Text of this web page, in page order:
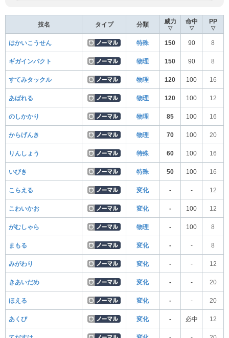
技名 タイプ 分類 威力
▽
命中
▽
PP
▽
はかいこうせん 特殊 150 90 8
ギガインパクト 物理 150 90 8
すてみタックル 物理 120 100 16
あばれる 物理 120 100 12
のしかかり 物理 85 100 16
からげんき 物理 70 100 20
りんしょう 特殊 60 100 16
いびき 特殊 50 100 16
こらえる 変化 - - 12
こわいかお 変化 - 100 12
がむしゃら 物理 - 100 8
まもる 変化 - - 8
みがわり 変化 - - 12
きあいだめ 変化 - - 20
ほえる 変化 - - 20
あくび 変化 - 必中 12